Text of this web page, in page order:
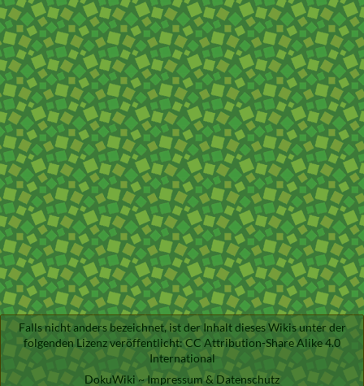
Falls nicht anders bezeichnet, ist der Inhalt dieses Wikis unter der
folgenden Lizenz veröffentlicht: CC Attribution-Share Alike 4.0
International
DokuWiki ~ Impressum & Datenschutz